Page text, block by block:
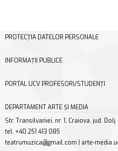
PROTECȚIA DATELOR PERSONALE
INFORMAȚII PUBLICE
PORTAL UCV PROFESORI/STUDENȚI
DEPARTAMENT ARTE ȘI MEDIA
Str. Transilvaniei, nr. 1, Craiova, jud. Dolj
tel. +40 251 413 085
teatrumuzica@gmail.com | arte-